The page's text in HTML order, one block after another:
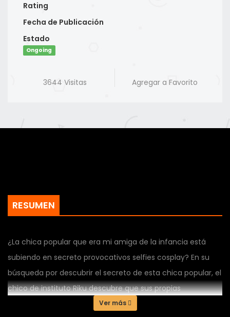
Rating
Fecha de Publicación
Estado
Ongoing
3644 Visitas Agregar a Favorito
RESUMEN
¿La chica popular que era mi amiga de la infancia está
subiendo en secreto provocativos selfies cosplay? En su
búsqueda por descubrir el secreto de esta chica popular, el
chico de instituto Riku descubre que sus propias
emociones profundamente ocultas estaban siendo
Ver más